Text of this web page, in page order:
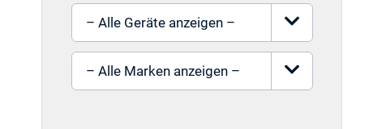
Gerät auswählen
Marke auswählen